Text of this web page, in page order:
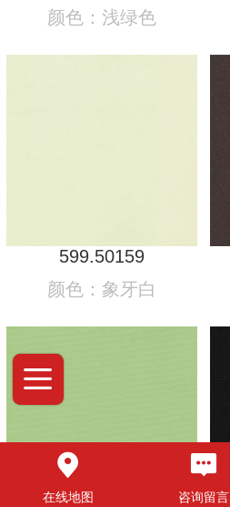
颜色：浅绿色
599.50159
颜色：象牙白
在线地图 咨询留言